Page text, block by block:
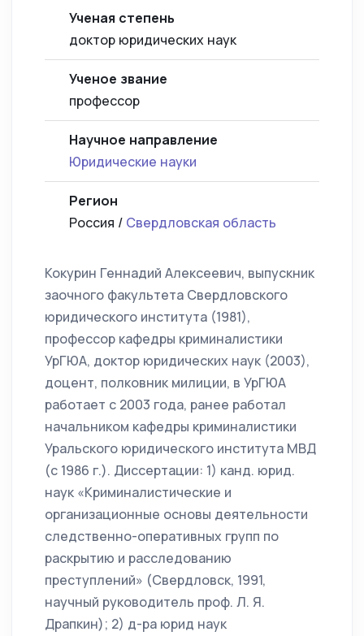
Ученая степень
доктор юридических наук
Ученое звание
профессор
Научное направление
Юридические науки
Регион
Россия / Свердловская область
Кокурин Геннадий Алексеевич, выпускник
заочного факультета Свердловского
юридического института (1981),
профессор кафедры криминалистики
УрГЮА, доктор юридических наук (2003),
доцент, полковник милиции, в УрГЮА
работает с 2003 года, ранее работал
начальником кафедры криминалистики
Уральского юридического института МВД
(с 1986 г.). Диссертации: 1) канд. юрид.
наук «Криминалистические и
организационные основы деятельности
следственно-оперативных групп по
раскрытию и расследованию
преступлений» (Свердловск, 1991,
научный руководитель проф. Л. Я.
Драпкин); 2) д-ра юрид наук